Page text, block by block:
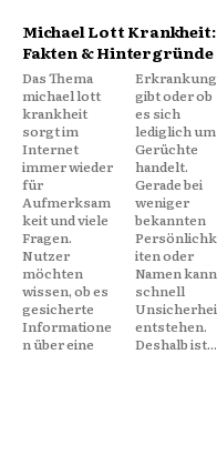
Michael Lott Krankheit:
Fakten & Hintergründe
Das Thema
michael lott
krankheit
sorgt im
Internet
immer wieder
für
Aufmerksam
keit und viele
Fragen.
Nutzer
möchten
wissen, ob es
gesicherte
Informatione
n über eine
Erkrankung
gibt oder ob
es sich
lediglich um
Gerüchte
handelt.
Gerade bei
weniger
bekannten
Persönlichke
iten oder
Namen kann
schnell
Unsicherheit
entstehen.
Deshalb ist...